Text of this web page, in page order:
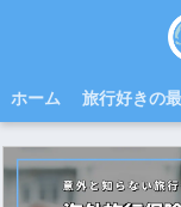
ホーム 旅行好きの